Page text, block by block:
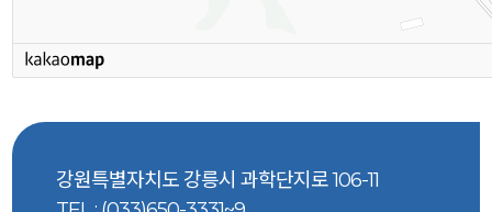
강원특별자치도 강릉시 과학단지로 106-11